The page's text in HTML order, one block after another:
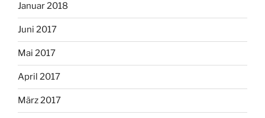
Januar 2018
Juni 2017
Mai 2017
April 2017
März 2017